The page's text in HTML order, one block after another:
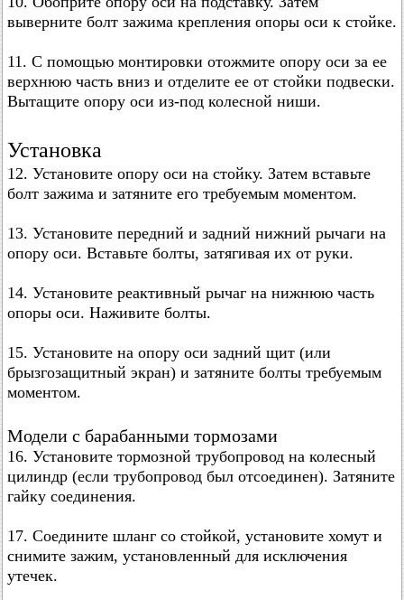
выверните болт зажима крепления опоры оси к стойке.
11. С помощью монтировки отожмите опору оси за ее
верхнюю часть вниз и отделите ее от стойки подвески.
Вытащите опору оси из-под колесной ниши.
Установка
12. Установите опору оси на стойку. Затем вставьте
болт зажима и затяните его требуемым моментом.
13. Установите передний и задний нижний рычаги на
опору оси. Вставьте болты, затягивая их от руки.
14. Установите реактивный рычаг на нижнюю часть
опоры оси. Наживите болты.
15. Установите на опору оси задний щит (или
брызгозащитный экран) и затяните болты требуемым
моментом.
Модели с барабанными тормозами
16. Установите тормозной трубопровод на колесный
цилиндр (если трубопровод был отсоединен). Затяните
гайку соединения.
17. Соедините шланг со стойкой, установите хомут и
снимите зажим, установленный для исключения
утечек.